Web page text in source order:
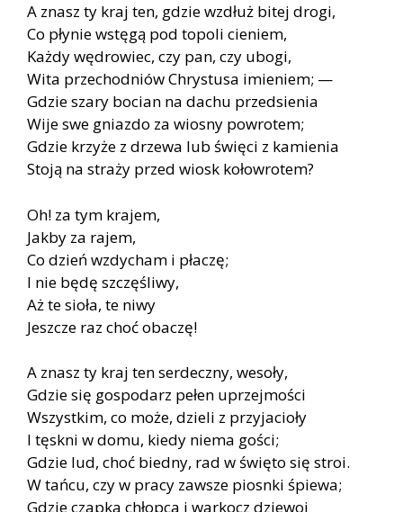
A znasz ty kraj ten, gdzie wzdłuż bitej drogi,
Co płynie wstęgą pod topoli cieniem,
Każdy wędrowiec, czy pan, czy ubogi,
Wita przechodniów Chrystusa imieniem; —
Gdzie szary bocian na dachu przedsienia
Wije swe gniazdo za wiosny powrotem;
Gdzie krzyże z drzewa lub święci z kamienia
Stoją na straży przed wiosk kołowrotem?
Oh! za tym krajem,
Jakby za rajem,
Co dzień wzdycham i płaczę;
I nie będę szczęśliwy,
Aż te sioła, te niwy
Jeszcze raz choć obaczę!
A znasz ty kraj ten serdeczny, wesoły,
Gdzie się gospodarz pełen uprzejmości
Wszystkim, co może, dzieli z przyjacioły
I tęskni w domu, kiedy niema gości;
Gdzie lud, choć biedny, rad w święto się stroi.
W tańcu, czy w pracy zawsze piosnki śpiewa;
Gdzie czapka chłopca i warkocz dziewoi